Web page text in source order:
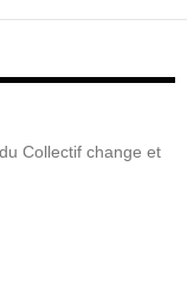
Collectif change et